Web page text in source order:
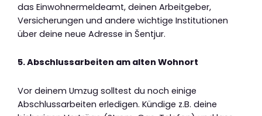
das Einwohnermeldeamt, deinen Arbeitgeber,
Versicherungen und andere wichtige Institutionen
über deine neue Adresse in Šentjur.
5. Abschlussarbeiten am alten Wohnort
Vor deinem Umzug solltest du noch einige
Abschlussarbeiten erledigen. Kündige z.B. deine